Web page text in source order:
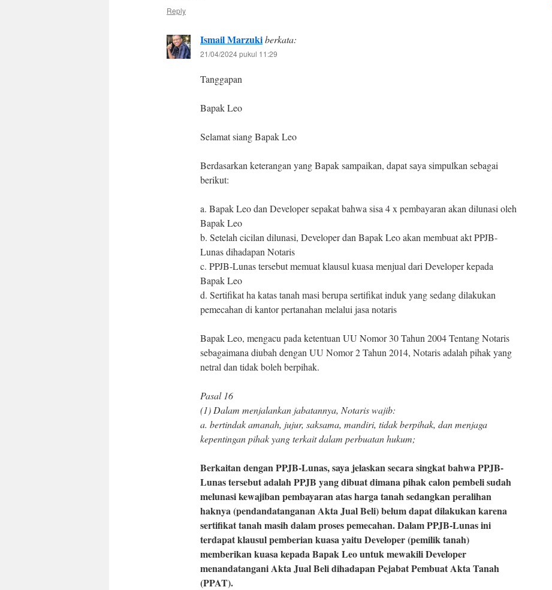
Reply
Ismail Marzukiberkata:
21/04/2024 pukul 11:29
Tanggapan
Bapak Leo
Selamat siang Bapak Leo
Berdasarkan keterangan yang Bapak sampaikan, dapat saya simpulkan sebagai
berikut:
a. Bapak Leo dan Developer sepakat bahwa sisa 4 x pembayaran akan dilunasi oleh
Bapak Leo
b. Setelah cicilan dilunasi, Developer dan Bapak Leo akan membuat akt PPJB-
Lunas dihadapan Notaris
c. PPJB-Lunas tersebut memuat klausul kuasa menjual dari Developer kepada
Bapak Leo
d. Sertifikat ha katas tanah masi berupa sertifikat induk yang sedang dilakukan
pemecahan di kantor pertanahan melalui jasa notaris
Bapak Leo, mengacu pada ketentuan UU Nomor 30 Tahun 2004 Tentang Notaris
sebagaimana diubah dengan UU Nomor 2 Tahun 2014, Notaris adalah pihak yang
netral dan tidak boleh berpihak.
Pasal 16
(1) Dalam menjalankan jabatannya, Notaris wajib:
a. bertindak amanah, jujur, saksama, mandiri, tidak berpihak, dan menjaga
kepentingan pihak yang terkait dalam perbuatan hukum;
Berkaitan dengan PPJB-Lunas, saya jelaskan secara singkat bahwa PPJB-
Lunas tersebut adalah PPJB yang dibuat dimana pihak calon pembeli sudah
melunasi kewajiban pembayaran atas harga tanah sedangkan peralihan
haknya (pendandatanganan Akta Jual Beli) belum dapat dilakukan karena
sertifikat tanah masih dalam proses pemecahan. Dalam PPJB-Lunas ini
terdapat klausul pemberian kuasa yaitu Developer (pemilik tanah)
memberikan kuasa kepada Bapak Leo untuk mewakili Developer
menandatangani Akta Jual Beli dihadapan Pejabat Pembuat Akta Tanah
(PPAT).